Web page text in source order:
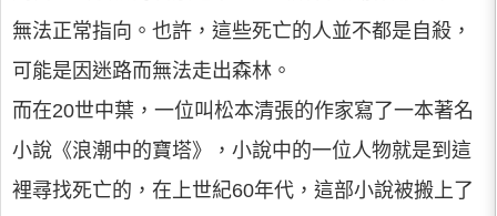
無法正常指向。也許，這些死亡的人並不都是自殺，
可能是因迷路而無法走出森林。
而在20世中葉，一位叫松本清張的作家寫了一本著名
小說《浪潮中的寶塔》，小說中的一位人物就是到這
裡尋找死亡的，在上世紀60年代，這部小說被搬上了